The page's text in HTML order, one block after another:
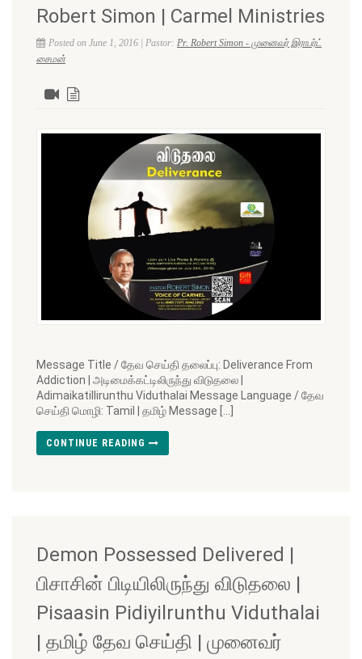
Robert Simon | Carmel Ministries
Posted on June 1, 2016 | Pastor: Pr. Robert Simon - முனைவர் இராபர்ட்
சைமன்
Message Title / தேவ செய்தி தலைப்பு: Deliverance From
Addiction | அடிமைக்கட்டிலிருந்து விடுதலை |
Adimaikatillirunthu Viduthalai Message Language / தேவ
செய்தி மொழி: Tamil | தமிழ் Message […]
CONTINUE READING
Demon Possessed Delivered |
பிசாசின் பிடியிலிருந்து விடுதலை |
Pisaasin Pidiyilrunthu Viduthalai
| தமிழ் தேவ செய்தி | முனைவர்